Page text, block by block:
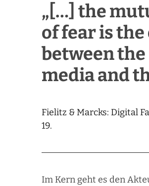
„[…] the
of fear is
between
media and
Fielitz & Marcks: Digital
19.
Im Kern geht es den